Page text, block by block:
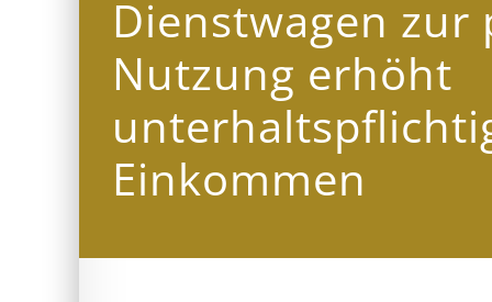
Dienstwagen zur
Nutzung erhöht
Einkommen